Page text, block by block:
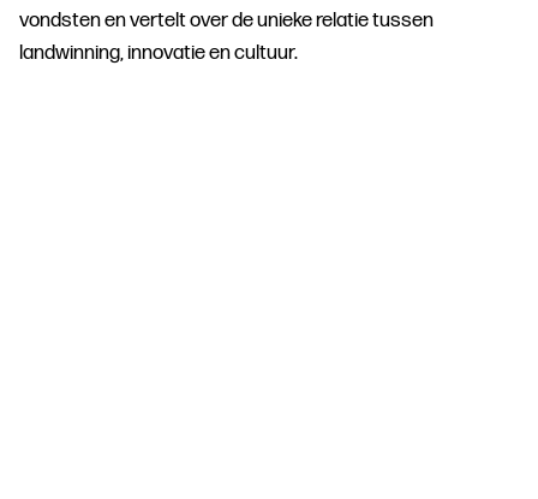
vondsten en vertelt over de unieke relatie tussen
landwinning, innovatie en cultuur.